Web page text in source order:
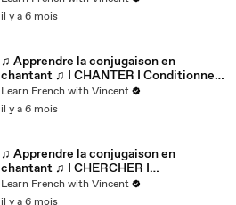
il y a 6 mois
♫ Apprendre la conjugaison en
chantant ♫ I CHANTER I Conditionnel
Passé_
Learn French with Vincent
il y a 6 mois
♫ Apprendre la conjugaison en
chantant ♫ I CHERCHER I
Conditionnel Passé_
Learn French with Vincent